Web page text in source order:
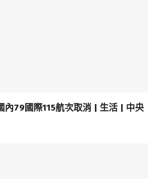
內79國際115航次取消 | 生活 | 中央